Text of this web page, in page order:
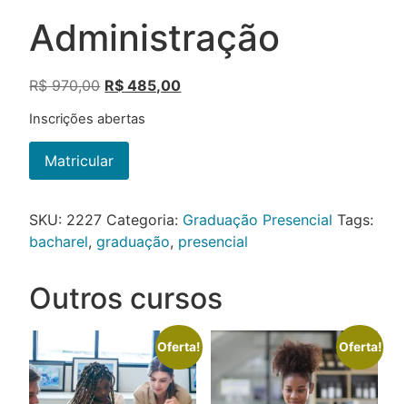
Administração
R$970,00 R$ 485,00
Inscrições abertas
Matricular
SKU: 2227 Categoria: Graduação Presencial Tags:
bacharel,graduação, presencial
Outros cursos
Oferta! Oferta!